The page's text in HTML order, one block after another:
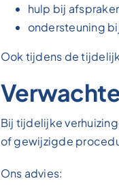
hulp bij
ondersteuning
Ook tijdens de
Bij tijdelijke
of gewijzigde
Ons advies: